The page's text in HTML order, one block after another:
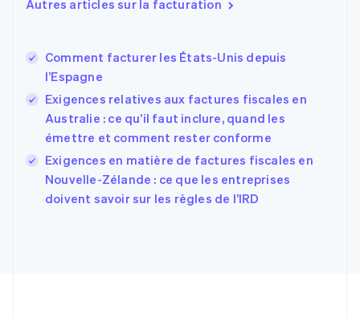
Autres articles sur la facturation
Comment facturer les États-Unis depuis
l’Espagne
Exigences relatives aux factures fiscales en
Australie : ce qu’il faut inclure, quand les
émettre et comment rester conforme
Exigences en matière de factures fiscales en
Nouvelle-Zélande : ce que les entreprises
doivent savoir sur les règles de l’IRD
Estonie
EnglishEspañol简体中文
Finlande
English
France
FrançaisEnglish
Gibraltar
English
Grèce
Hongrie